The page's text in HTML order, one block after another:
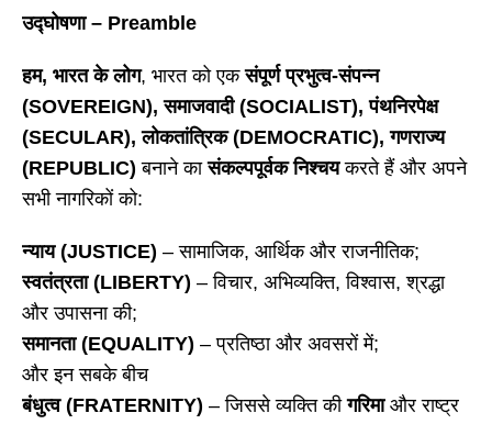
उद्घोषणा – Preamble
हम, भारत के लोग, भारत को एकसंपूर्ण प्रभुत्व-संपन्न
(SOVEREIGN), समाजवादी (SOCIALIST), पंथनिरपेक्ष
(SECULAR), लोकतांत्रिक (DEMOCRATIC), गणराज्य
(REPUBLIC) बनाने कासंकल्पपूर्वक निश्चयकरते हैं और अपने
सभी नागरिकों को:
न्याय (JUSTICE) – सामाजिक, आर्थिक और राजनीतिक;
स्वतंत्रता (LIBERTY) – विचार, अभिव्यक्ति, विश्वास, श्रद्धा
और उपासना की;
समानता (EQUALITY) – प्रतिष्ठा और अवसरों में;
और इन सबके बीच
बंधुत्व (FRATERNITY) – जिससे व्यक्ति कीगरिमाऔर राष्ट्र